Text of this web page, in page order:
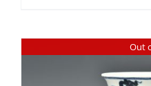
Out